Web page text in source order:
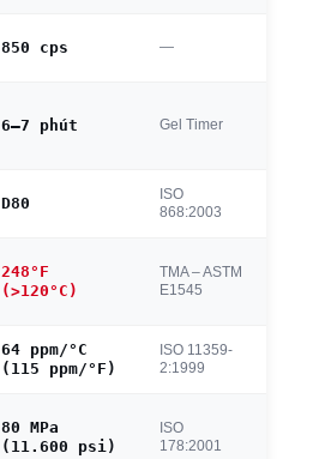
850 cps —
6–7 phút Gel Timer
D80
ISO
868:2003
248°F
(>120°C)
TMA – ASTM
E1545
64 ppm/°C
(115 ppm/°F)
ISO 11359-
2:1999
80 MPa
(11.600 psi)
ISO
178:2001